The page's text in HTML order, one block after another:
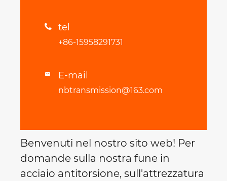
 tel
+86-15958291731
 E-mail
nbtransmission@163.com
Benvenuti nel nostro sito web! Per
domande sulla nostra fune in
acciaio antitorsione, sull'attrezzatura